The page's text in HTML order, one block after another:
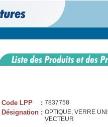
Code LPP : 7837758
Désignation : OPTIQUE, VERRE
VECTEUR